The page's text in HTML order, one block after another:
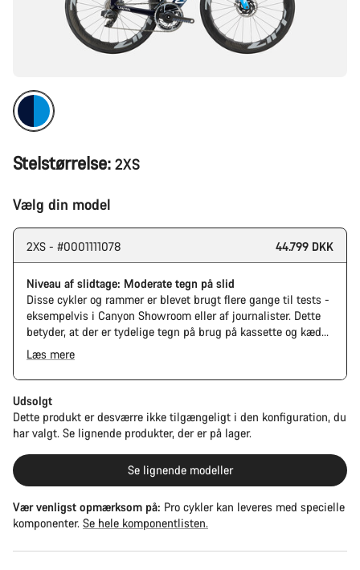
Stelstørrelse: 2XS
Vælg din model
2XS - #0001111078 44.799 DKK
Niveau af slidtage: Moderate tegn på slid
Disse cykler og rammer er blevet brugt flere gange til tests -
eksempelvis i Canyon Showroom eller af journalister. Dette
betyder, at der er tydelige tegn på brug på kassette og kæde.
Yderligere kan ramme og komponenter have ridser, lakskader
eller farveafvigelser. Dog fungerer alle dele perfekt.
Læs mere
Udsolgt
Dette produkt er desværre ikke tilgængeligt i den konfiguration, du
har valgt. Se lignende produkter, der er på lager.
Se lignende modeller
Vær venligst opmærksom på: Pro cykler kan leveres med specielle
komponenter. Se hele komponentlisten.